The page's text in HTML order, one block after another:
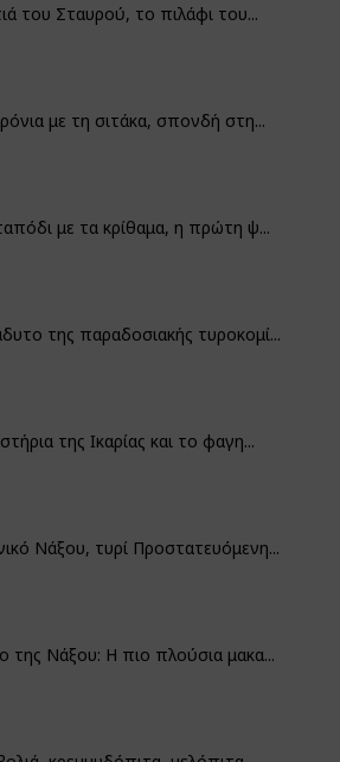
του Σταυρού, το πιλάφι του...
με τη σιτάκα, σπονδή στη...
με τα κρίθαμα, η πρώτη ψ...
της παραδοσιακής τυροκομί...
της Ικαρίας και το φαγη...
Νάξου, τυρί Προστατευόμενη...
της Νάξου: Η πιο πλούσια μακα...